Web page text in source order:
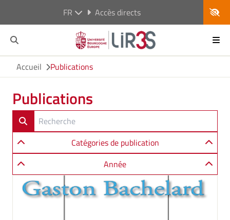
FR Accès directs
Accueil Publications
Publications
Catégories de publication
Année